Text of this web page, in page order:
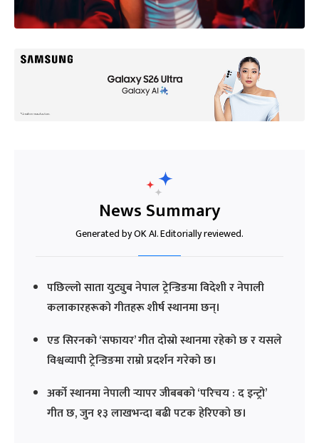
News Summary
Generated by OK AI. Editorially reviewed.
पछिल्लो साता युट्युब नेपाल ट्रेन्डिङमा विदेशी र नेपाली
कलाकारहरूको गीतहरू शीर्ष स्थानमा छन्।
एड सिरनको ‘सफायर’ गीत दोस्रो स्थानमा रहेको छ र यसले
विश्वव्यापी ट्रेन्डिङमा राम्रो प्रदर्शन गरेको छ।
अर्को स्थानमा नेपाली र्‍यापर जीबबको ‘परिचय : द इन्ट्रो’
गीत छ, जुन १३ लाखभन्दा बढी पटक हेरिएको छ।